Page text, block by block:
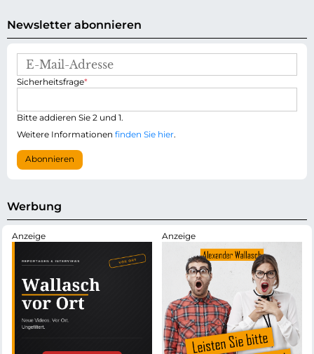
Newsletter abonnieren
M
l
-
d
r
s
e
P
i
h
t
f
d
Sicherheitsfrage*
Bitte addieren Sie 2 und 1.
Weitere Informationen finden Sie hier.
Abonnieren
Werbung